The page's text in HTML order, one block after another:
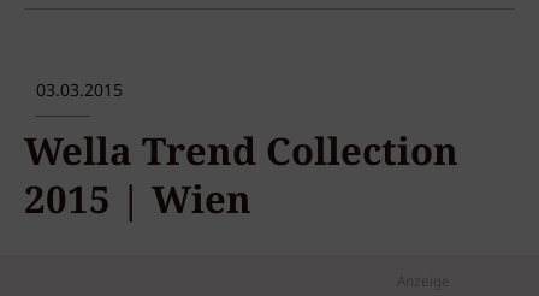
03.03.2015
Wella Trend Collection
2015 | Wien
Anzeige